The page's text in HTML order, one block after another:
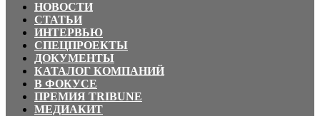
НОВОСТИ
СТАТЬИ
ИНТЕРВЬЮ
СПЕЦПРОЕКТЫ
ДОКУМЕНТЫ
КАТАЛОГ КОМПАНИЙ
В ФОКУСЕ
ПРЕМИЯ TRIBUNE
МЕДИАКИТ